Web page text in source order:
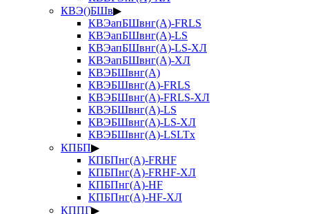
КВЭ()БШв▶
КВЭапБШвнг(А)-FRLS
КВЭапБШвнг(А)-LS
КВЭапБШвнг(А)-LS-ХЛ
КВЭапБШвнг(А)-ХЛ
КВЭБШвнг(А)
КВЭБШвнг(А)-FRLS
КВЭБШвнг(А)-FRLS-ХЛ
КВЭБШвнг(А)-LS
КВЭБШвнг(А)-LS-ХЛ
КВЭБШвнг(А)-LSLTx
КПБП▶
КПБПнг(А)-FRHF
КПБПнг(А)-FRHF-ХЛ
КПБПнг(А)-HF
КПБПнг(А)-HF-ХЛ
КППГ▶